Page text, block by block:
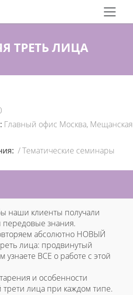
ТРЕТЬ ЛИЦА
Главный офис Москва, Мещанская
/Тематические семинары
наши клиенты получали
знания.
абсолютно НОВЫЙ
лица: продвинутый
узнаете ВСЕ о работе с этой
и особенности
лица при каждом типе.